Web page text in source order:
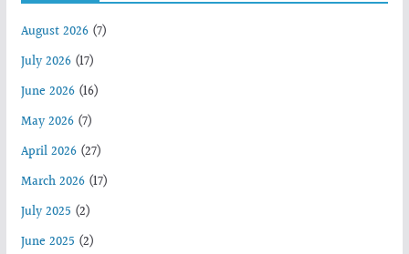
August 2026(7)
July 2026(17)
June 2026(16)
May 2026(7)
April 2026(27)
March 2026(17)
July 2025 (2)
June 2025 (2)